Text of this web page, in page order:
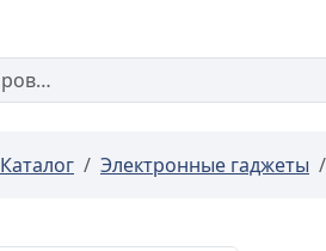
Каталог Электронные гаджеты